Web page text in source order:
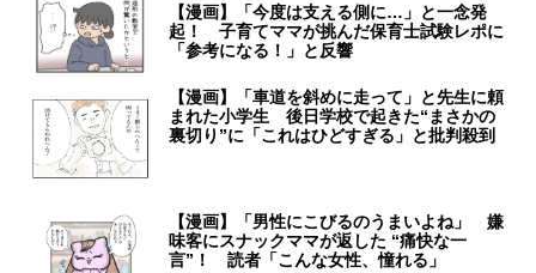
【漫画】「今度は支える側に…」と一念発
起！ 子育てママが挑んだ保育士試験レポに
「参考になる！」と反響
【漫画】「車道を斜めに走って」と先生に頼
まれた小学生 後日学校で起きた“まさかの
裏切り”に「これはひどすぎる」と批判殺到
【漫画】「男性にこびるのうまいよね」 嫌
味客にスナックママが返した “痛快な一
言”！ 読者「こんな女性、憧れる」